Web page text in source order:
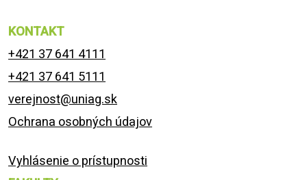
KONTAKT
+421 37 641 4111
+421 37 641 5111
verejnost@uniag.sk
Ochrana osobných údajov
Vyhlásenie o prístupnosti